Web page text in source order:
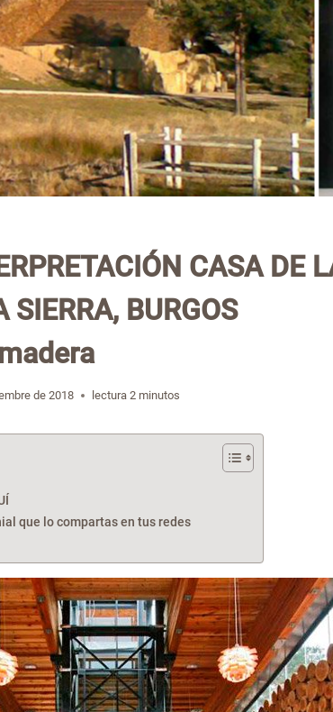
CASA DE
SIERRA, BURGOS
de 2018 lectura 2 minutos
que lo compartas en tus redes